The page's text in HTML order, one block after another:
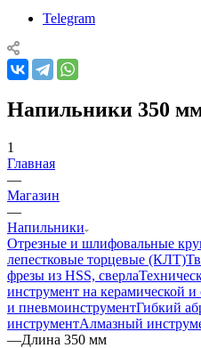
Telegram
Напильники 350
1
Главная
—
Магазин
—
Напильники
Отрезные и шлифовальные
лепестковые торцевые (КЛТ)
фрезы из HSS, сверла
инструмент на керамической и
и пневмоинструментГибкий
инструментАлмазный
—Длина 350 мм